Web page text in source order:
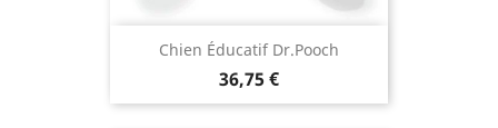
Chien Éducatif Dr.Pooch
36,75 €